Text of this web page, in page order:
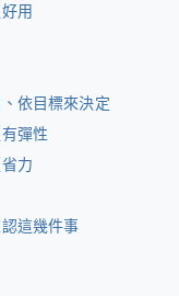
用
依目標來決定
彈性
力
這幾件事